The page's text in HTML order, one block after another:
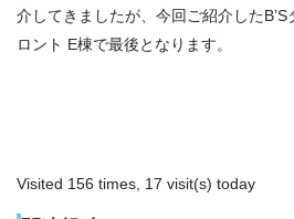
介してきましたが、今回ご紹介した
ロント E棟で最後となります。
Visited 156 times, 17 visit(s) today